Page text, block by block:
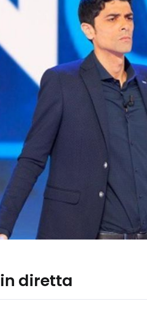
diretta